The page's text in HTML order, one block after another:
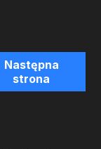
Następna
strona